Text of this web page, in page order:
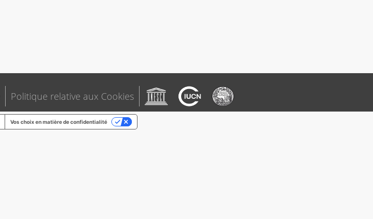
Politique relative aux Cookies
Vos choix en matière de confidentialité